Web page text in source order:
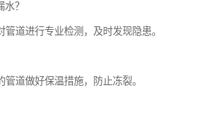
？
道进行专业检测，及时发现隐患。
道做好保温措施，防止冻裂。